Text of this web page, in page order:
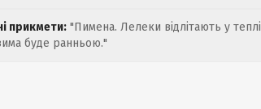
прикмети: "Пимена. Лелеки відлітають у
буде ранньою."